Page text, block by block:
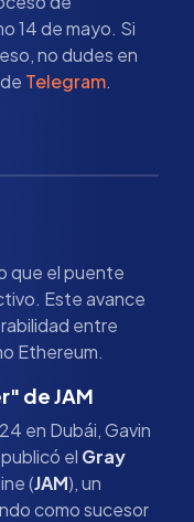
14 de mayo. Si
no dudes en
Telegram.
que el puente
Este avance
entre
Ethereum.
de JAM
en Dubái, Gavin
el Gray
(JAM), un
como sucesor